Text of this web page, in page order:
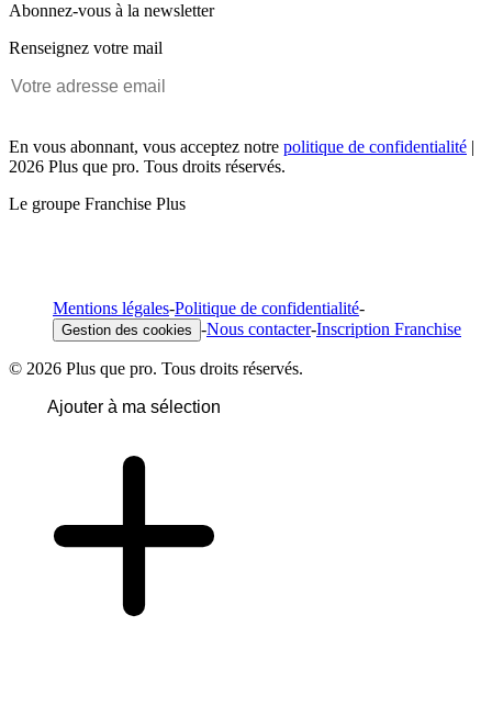
Abonnez-vous à la newsletter
Renseignez votre mail
En vous abonnant, vous acceptez notre politique de confidentialité |
2026 Plus que pro. Tous droits réservés.
Le groupe Franchise Plus
Mentions légales-Politique de confidentialité-
Gestion des cookies -Nous contacter-Inscription Franchise
© 2026 Plus que pro. Tous droits réservés.
Ajouter à ma sélection